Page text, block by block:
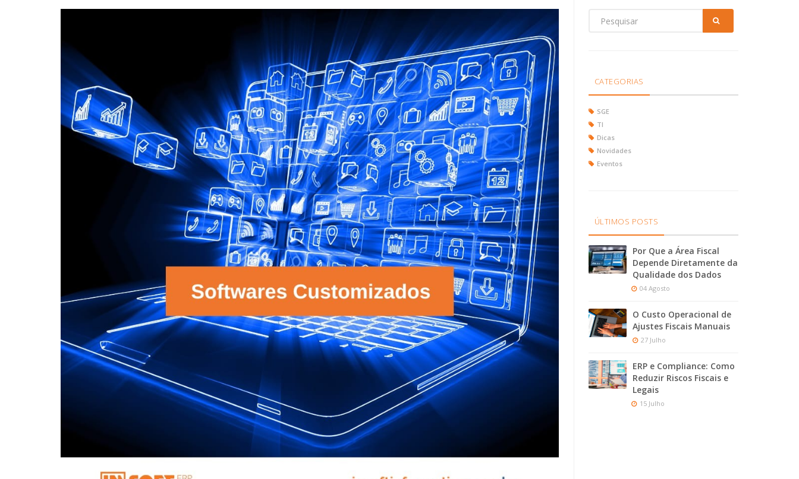
CATEGORIAS
SGE
TI
Dicas
Novidades
Eventos
ÚLTIMOS POSTS
Por Que a Área Fiscal
Depende Diretamente da
Qualidade dos Dados
04 Agosto
O Custo Operacional de
Ajustes Fiscais Manuais
27 Julho
ERP e Compliance: Como
Reduzir Riscos Fiscais e
Legais
15 Julho